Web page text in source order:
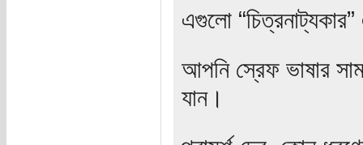
এগুলো
আপনি স্রেফ ভাষার
যান।